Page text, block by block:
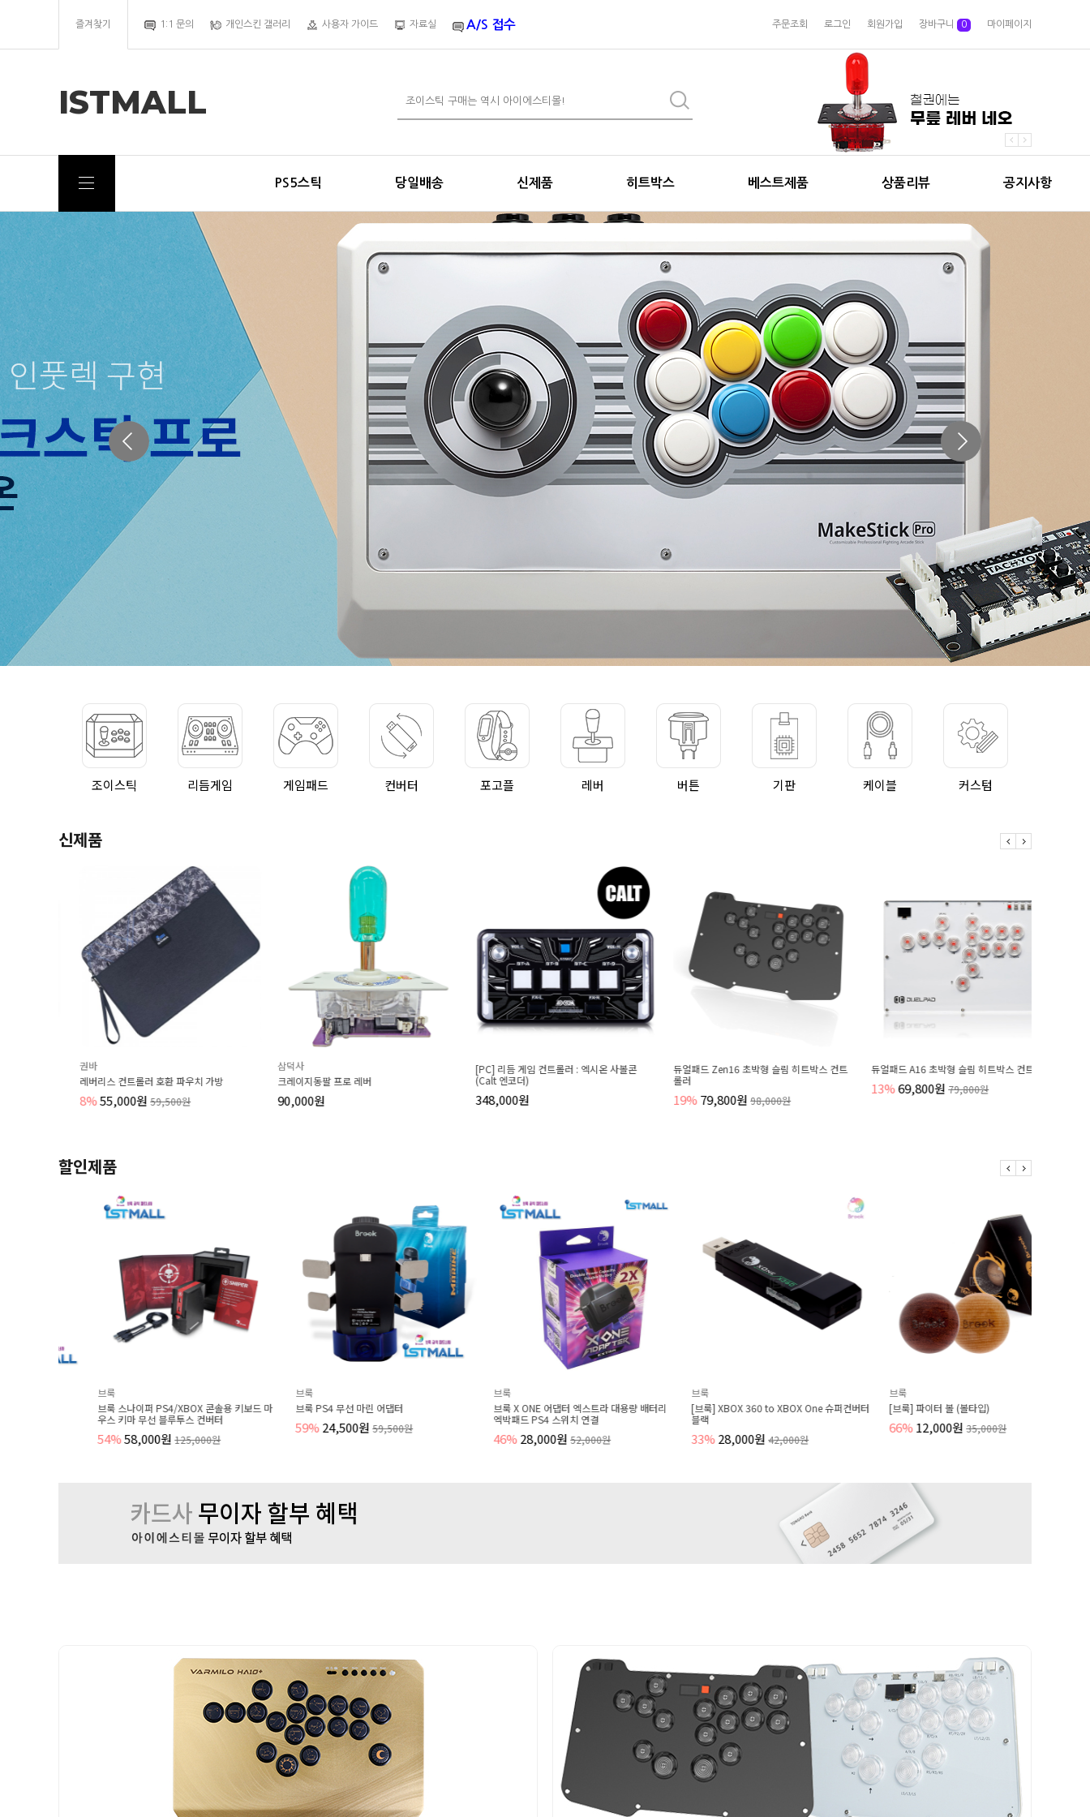
즐겨찾기 1:1 문의 개인스킨 갤러리 사용자 가이드 자료실 A/S 접수 주문조회 로그인 회원가입 장바구니 0 마이페이지
ISTMALL
PS5스틱 당일배송 신제품 히트박스 베스트제품 상품리뷰 공지사항
조이스틱 리듬게임 게임패드 컨버터 포고플 레버 버튼 기판 케이블 커스텀
신제품
레버리스 컨트롤러 호환 파우치 가방
55,000원59,500원
삼덕사
크레이지동팔 프로 레버
90,000원
[PC] 리듬 게임 컨트롤러 : 엑시온 사볼콘
(Calt 엔코더)
348,000원
듀얼패드 Zen16 초박형 슬림 히트박스 컨트
19%79,800원98,000원
듀얼패드 A16 초박형 슬림 히트박스 컨트롤러
13%69,800원79,800원
할인제품
브룩 스나이퍼 PS4/XBOX 콘솔용 키보드 마
우스 키마 무선 블루투스 컨버터
58,000원125,000원
브룩 PS4 무선 마린 어댑터
24,500원59,500원
브룩 X ONE 어댑터 엑스트라 대용량 배터리
엑박패드 PS4 스위치 연결
28,000원52,000원
[브룩] XBOX 360 to XBOX One 슈퍼컨버터
28,000원42,000원
[브룩] 파이터 볼 (볼타입)
12,000원35,000원